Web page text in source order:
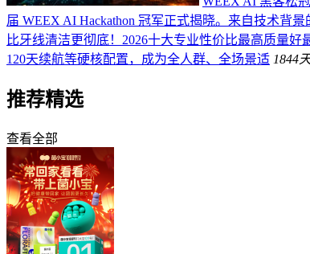
届 WEEX AI Hackathon 冠军正式揭晓。来自技术背景
比牙线清洁更彻底！2026十大专业性价比最高质量好
120天续航等硬核配置，成为全人群、全场景适 1844
推荐精选
查看全部